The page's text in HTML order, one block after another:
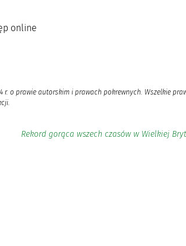
online
r. o prawie autorskim i prawach pokrewnych. Wszelkie
Rekord gorąca wszech czasów w Wielkiej